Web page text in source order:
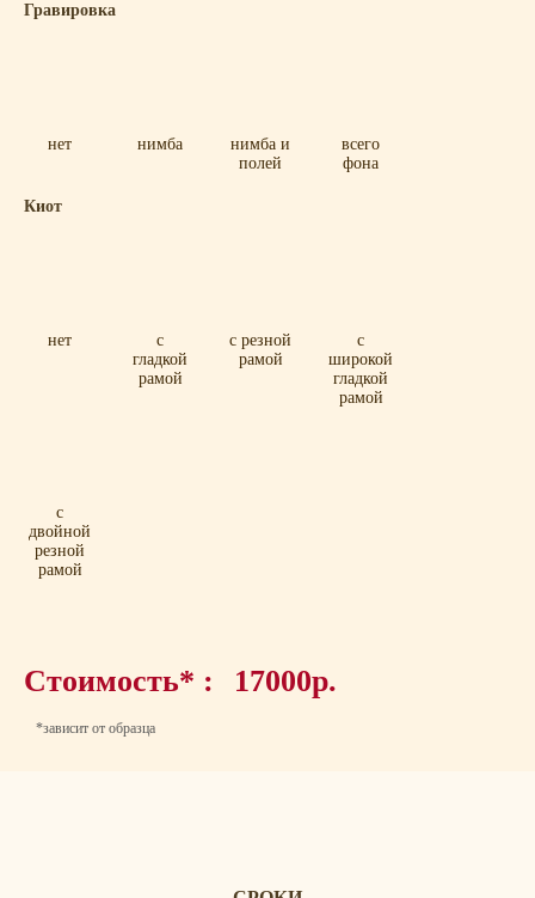
Гравировка
нет нимба
нимба и
полей
всего
фона
Киот
нет
с
гладкой
рамой
с резной
рамой
с
широкой
гладкой
рамой
с
двойной
резной
рамой
Стоимость* : 17000р.
*зависит от образца